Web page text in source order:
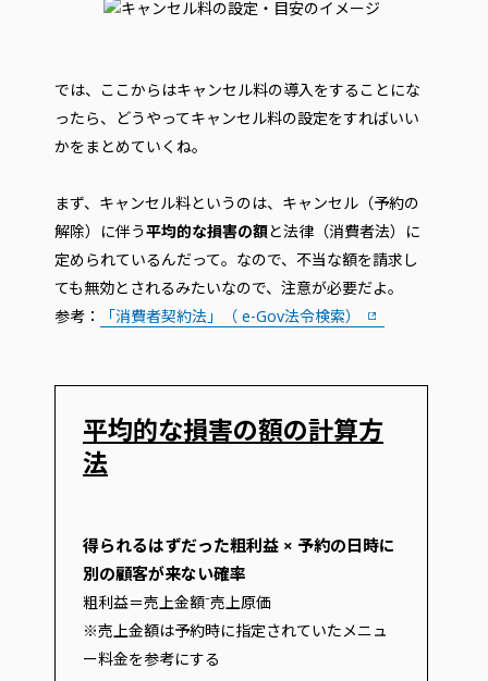
では、ここからはキャンセル料の導入をすることにな
ったら、どうやってキャンセル料の設定をすればいい
かをまとめていくね。
まず、キャンセル料というのは、キャンセル（予約の
解除）に伴う平均的な損害の額と法律（消費者法）に
定められているんだって。なので、不当な額を請求し
ても無効とされるみたいなので、注意が必要だよ。
参考：
「消費者契約法」（ e-Gov法令検索）
平均的な損害の額の計算方
法
得られるはずだった粗利益 × 予約の日時に
別の顧客が来ない確率
粗利益＝売上金額⁻売上原価
※売上金額は予約時に指定されていたメニュ
ー料金を参考にする